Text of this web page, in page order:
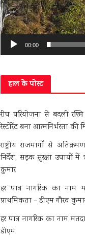
00:00
हाल के पोस्ट
रीप परियोजना से बदली
रेस्टोरेंट बना आत्मनिर्भरता की
राष्ट्रीय राजमार्गों से
निर्देश, सड़क सुरक्षा उपायों
कुमार
हर पात्र नागरिक का नाम
प्राथमिकता – डीएम गौरव
हर पात्र नागरिक का नाम
डीएम